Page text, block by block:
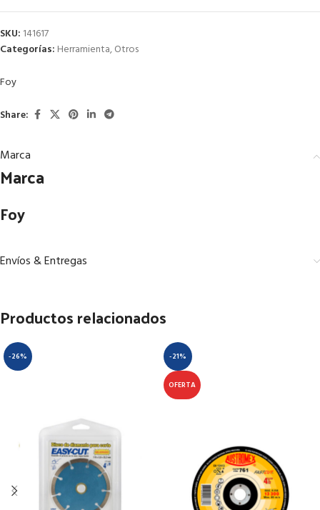
SKU: 141617
Categorías: Herramienta,Otros
Foy
Share:
Marca
Marca
Foy
Envíos & Entregas
Productos relacionados
-26% -21%
OFERTA